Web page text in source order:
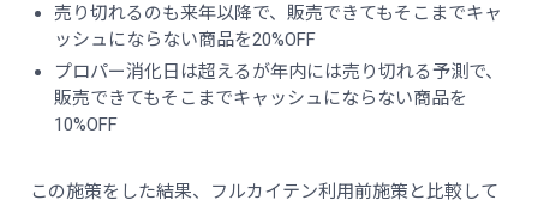
売り切れるのも来年以降で、販売できてもそこまでキャ
ッシュにならない商品を20%OFF
プロパー消化日は超えるが年内には売り切れる予測で、
販売できてもそこまでキャッシュにならない商品を
10%OFF
この施策をした結果、フルカイテン利用前施策と比較して